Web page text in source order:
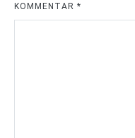
KOMMENTAR *